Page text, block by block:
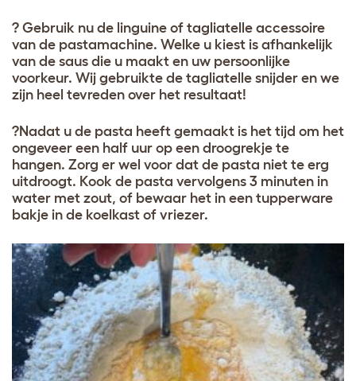
? Gebruik nu de linguine of tagliatelle accessoire
van de pastamachine. Welke u kiest is afhankelijk
van de saus die u maakt en uw persoonlijke
voorkeur. Wij gebruikte de tagliatelle snijder en we
zijn heel tevreden over het resultaat!
?Nadat u de pasta heeft gemaakt is het tijd om het
ongeveer een half uur op een droogrekje te
hangen. Zorg er wel voor dat de pasta niet te erg
uitdroogt. Kook de pasta vervolgens 3 minuten in
water met zout, of bewaar het in een tupperware
bakje in de koelkast of vriezer.